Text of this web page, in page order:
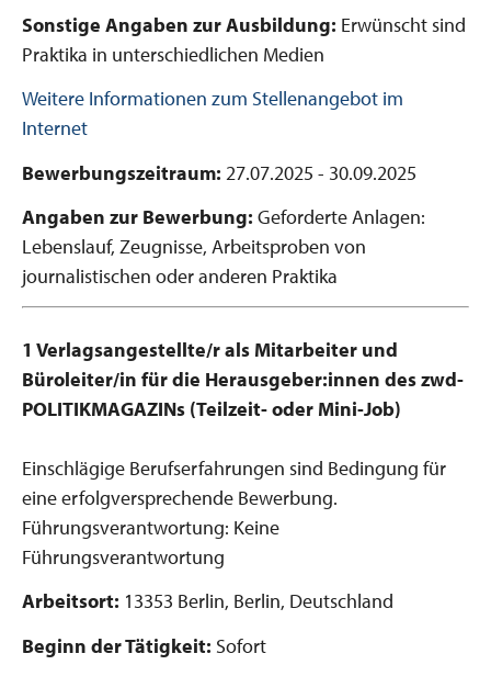
Sonstige Angaben zur Ausbildung: Erwünscht sind
Praktika in unterschiedlichen Medien
Weitere Informationen zum Stellenangebot im
Internet
Bewerbungszeitraum: 27.07.2025 - 30.09.2025
Angaben zur Bewerbung: Geforderte Anlagen:
Lebenslauf, Zeugnisse, Arbeitsproben von
journalistischen oder anderen Praktika
1 Verlagsangestellte/r als Mitarbeiter und
Büroleiter/in für die Herausgeber:innen des zwd-
POLITIKMAGAZINs (Teilzeit- oder Mini-Job)
Einschlägige Berufserfahrungen sind Bedingung für
eine erfolgversprechende Bewerbung.
Führungsverantwortung: Keine
Führungsverantwortung
Arbeitsort: 13353 Berlin, Berlin, Deutschland
Beginn der Tätigkeit: Sofort